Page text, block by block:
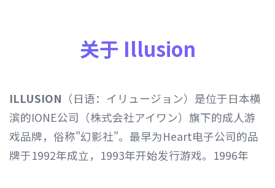
关于 Illusion
ILLUSION （日语：イリュージョン）是位于日本横
滨的IONE公司（株式会社アイワン）旗下的成人游
戏品牌，俗称"幻影社"。最早为Heart电子公司的品
牌于1992年成立，1993年开始发行游戏。1996年